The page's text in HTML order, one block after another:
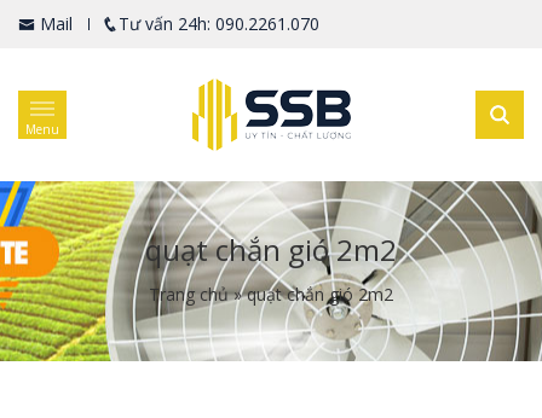
Mail Tư vấn 24h: 090.2261.070
Menu
quạt chắn gió 2m2
Trang chủ»quạt chắn gió 2m2